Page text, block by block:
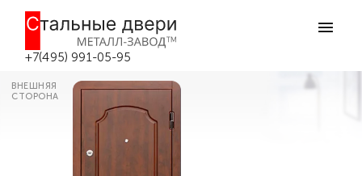
+7(495) 991-05-95
Дверь со звукоизоляцией №505 в
Москве
ВНЕШНЯЯ
СТОРОНА